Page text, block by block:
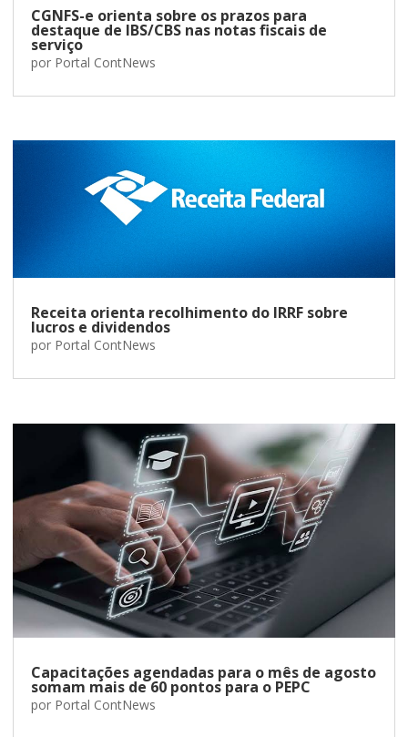
CGNFS-e orienta sobre os prazos para
destaque de IBS/CBS nas notas fiscais de
serviço
por Portal ContNews
Receita orienta recolhimento do IRRF sobre
lucros e dividendos
por Portal ContNews
Capacitações agendadas para o mês de agosto
somam mais de 60 pontos para o PEPC
por Portal ContNews